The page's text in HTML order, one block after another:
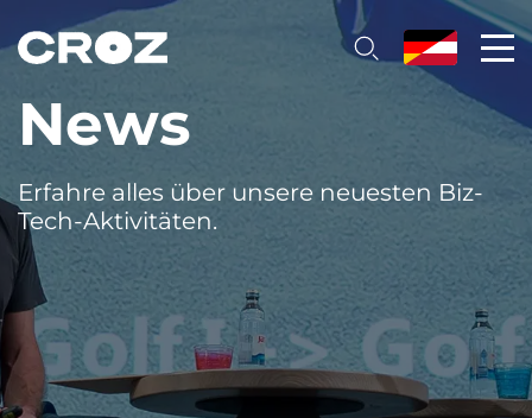
News
Erfahre alles über unsere neuesten Biz-
Tech-Aktivitäten.